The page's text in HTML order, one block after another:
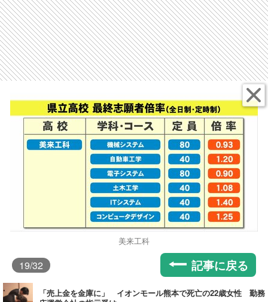
美来工科
19/32 記事に戻る
「売上金を金庫に」 イオンモール熊本で死亡の22歳女性 勤務